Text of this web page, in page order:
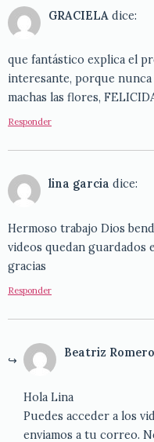
GRACIELA dice:
que fantástico explica el
interesante, porque
machas las flores,
Responder
lina garcia dice:
Hermoso trabajo Dios
videos quedan guardados
gracias
Responder
Beatriz Romero
Hola Lina
Puedes acceder a los
enviamos a tu correo.